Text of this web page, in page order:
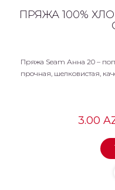
ПРЯЖА 100%
Пряжа Seam Анна 20 –
прочная, шелковистая,
3.00